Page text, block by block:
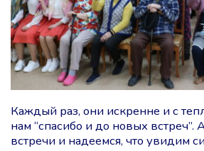
Каждый раз, они искренне и с
нам “спасибо и до новых
встречи и надеемся, что увидим